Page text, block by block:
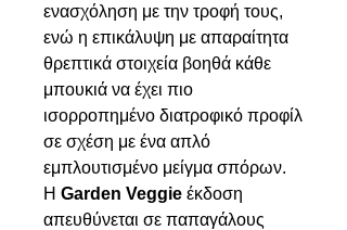
ενασχόληση με την τροφή τους,
ενώ η επικάλυψη με απαραίτητα
θρεπτικά στοιχεία βοηθά κάθε
μπουκιά να έχει πιο
ισορροπημένο διατροφικό προφίλ
σε σχέση με ένα απλό
εμπλουτισμένο μείγμα σπόρων.
Η Garden Veggie έκδοση
απευθύνεται σε παπαγάλους